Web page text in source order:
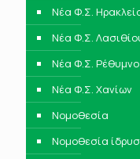
Νέα Φ.Σ.
Νέα Φ.Σ.
Νέα Φ.Σ. Ρέθυμνο
Νέα Φ.Σ. Χανίων
Νομοθεσία
Νομοθεσία